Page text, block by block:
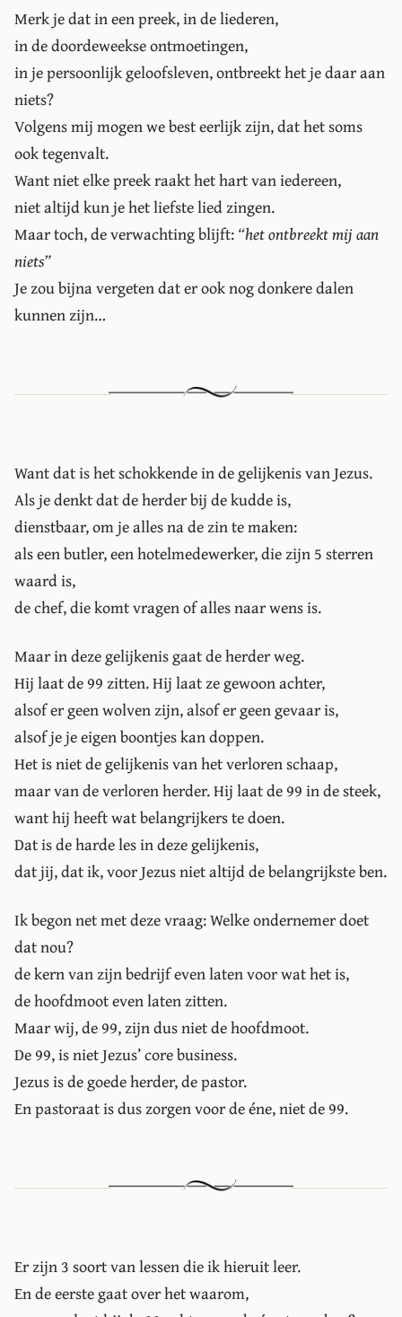
Merk je dat in een preek, in de liederen,
in de doordeweekse ontmoetingen,
in je persoonlijk geloofsleven, ontbreekt het je daar aan
niets?
Volgens mij mogen we best eerlijk zijn, dat het soms
ook tegenvalt.
Want niet elke preek raakt het hart van iedereen,
niet altijd kun je het liefste lied zingen.
Maar toch, de verwachting blijft:“het ontbreekt mij aan
niets”
Je zou bijna vergeten dat er ook nog donkere dalen
kunnen zijn…
Want dat is het schokkende in de gelijkenis van Jezus.
Als je denkt dat de herder bij de kudde is,
dienstbaar, om je alles na de zin te maken:
als een butler, een hotelmedewerker, die zijn 5 sterren
waard is,
de chef, die komt vragen of alles naar wens is.
Maar in deze gelijkenis gaat de herder weg.
Hij laat de 99 zitten. Hij laat ze gewoon achter,
alsof er geen wolven zijn, alsof er geen gevaar is,
alsof je je eigen boontjes kan doppen.
Het is niet de gelijkenis van het verloren schaap,
maar van de verloren herder. Hij laat de 99 in de steek,
want hij heeft wat belangrijkers te doen.
Dat is de harde les in deze gelijkenis,
dat jij, dat ik, voor Jezus niet altijd de belangrijkste ben.
Ik begon net met deze vraag: Welke ondernemer doet
dat nou?
de kern van zijn bedrijf even laten voor wat het is,
de hoofdmoot even laten zitten.
Maar wij, de 99, zijn dus niet de hoofdmoot.
De 99, is niet Jezus’ core business.
Jezus is de goede herder, de pastor.
En pastoraat is dus zorgen voor de éne, niet de 99.
Er zijn 3 soort van lessen die ik hieruit leer.
En de eerste gaat over het waarom,